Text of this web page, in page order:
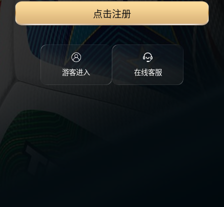
点击注册
游客进入 在线客服